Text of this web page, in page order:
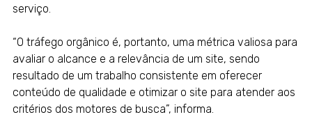
serviço.
“O tráfego orgânico é, portanto, uma métrica valiosa para
avaliar o alcance e a relevância de um site, sendo
resultado de um trabalho consistente em oferecer
conteúdo de qualidade e otimizar o site para atender aos
critérios dos motores de busca”, informa.